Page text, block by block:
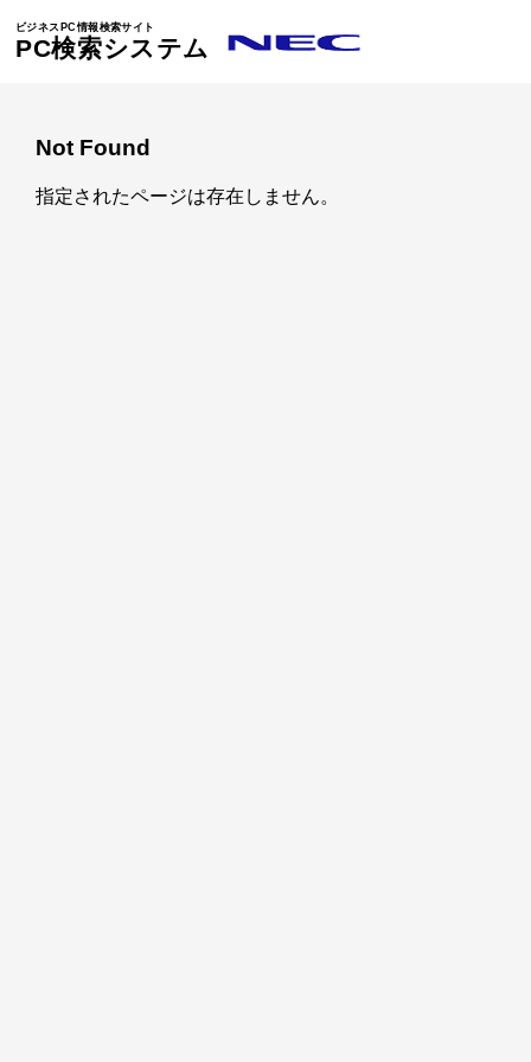
ビジネスPC情報検索サイト
PC検索システム
Not Found
指定されたページは存在しません。